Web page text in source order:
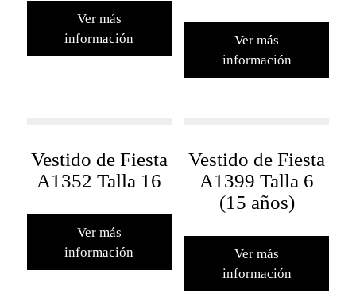
Ver más
información
Ver más
información
Vestido de Fiesta
A1352 Talla 16
Ver más
información
Vestido de Fiesta
A1399 Talla 6
(15 años)
Ver más
información